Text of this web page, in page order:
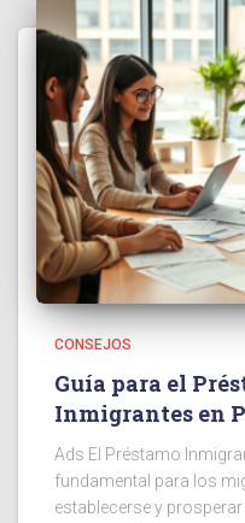
CONSEJOS
Guía para el
Inmigrantes en
Ads El Préstamo
fundamental para los
establecerse y prosperar